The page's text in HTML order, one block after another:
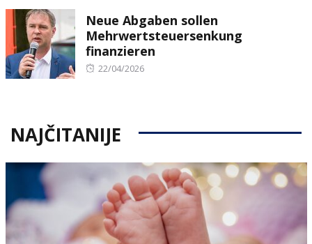
Neue Abgaben sollen
Mehrwertsteuersenkung
finanzieren
Posted
22/04/2026
NAJČITANIJE